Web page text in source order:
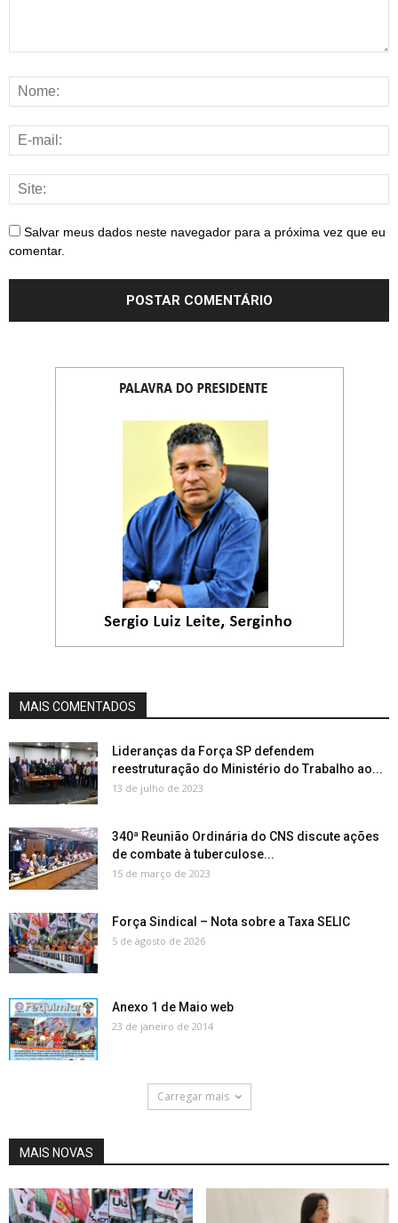
Salvar meus dados neste navegador para a próxima vez que eu
comentar.
MAIS COMENTADOS
Lideranças da Força SP defendem
reestruturação do Ministério do Trabalho ao...
13 de julho de 2023
340ª Reunião Ordinária do CNS discute ações
de combate à tuberculose...
15 de março de 2023
Força Sindical – Nota sobre a Taxa SELIC
5 de agosto de 2026
Anexo 1 de Maio web
23 de janeiro de 2014
Carregar mais
MAIS NOVAS